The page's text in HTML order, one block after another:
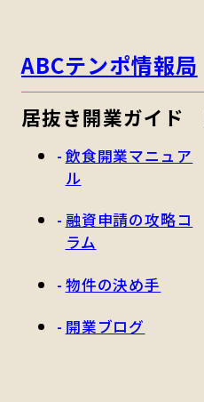
ABCテンポ情報局
居抜き開業ガイド
飲食開業マニュア
ル
融資申請の攻略コ
ラム
物件の決め手
開業ブログ